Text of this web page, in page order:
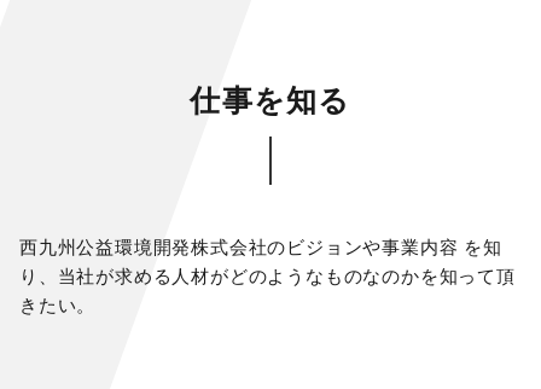
仕事を知る
西九州公益環境開発株式会社のビジョンや事業内容 を知
り、当社が求める人材がどのようなものなのかを知って頂
きたい。